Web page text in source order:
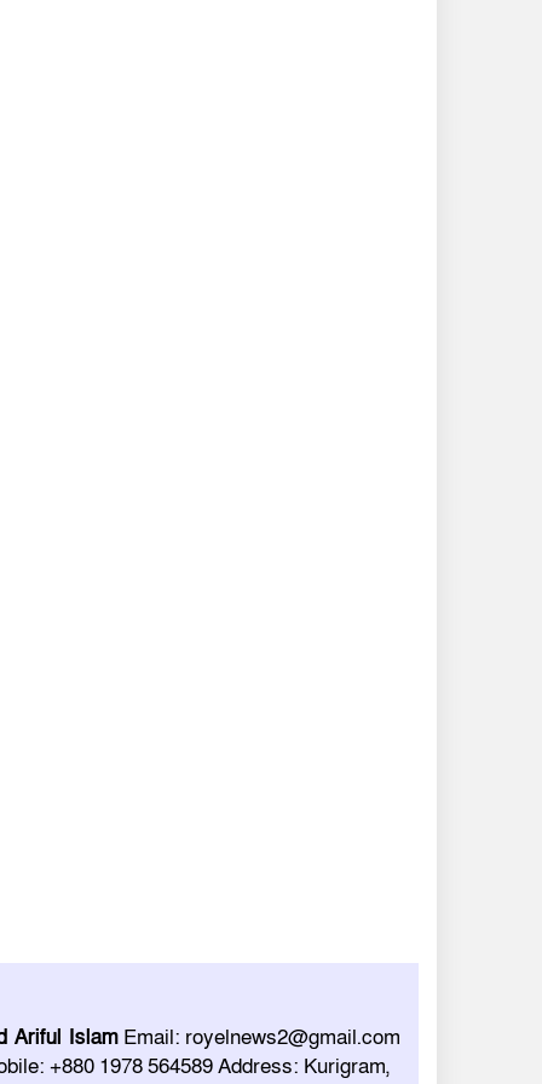
Ariful IslamEmail: royelnews2@gmail.com
+880 1978 564589 Address: Kurigram,